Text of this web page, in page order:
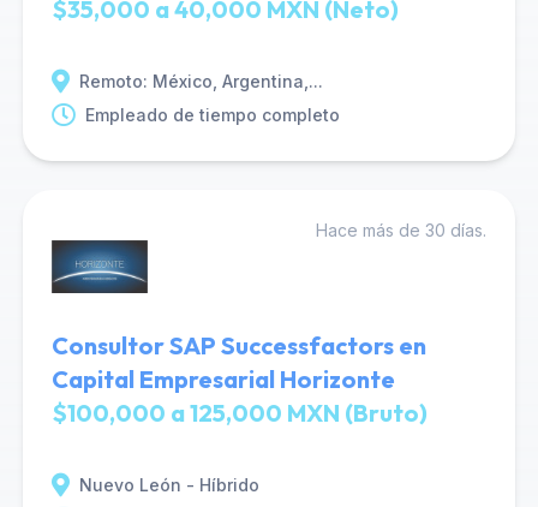
$35,000 a 40,000 MXN (Neto)
Remoto: México, Argentina,...
Empleado de tiempo completo
Hace más de 30 días.
Consultor SAP Successfactors en
Capital Empresarial Horizonte
$100,000 a 125,000 MXN (Bruto)
Nuevo León - Híbrido